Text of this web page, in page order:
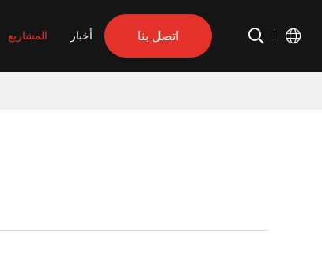
المشاريع أخبار اتصل بنا